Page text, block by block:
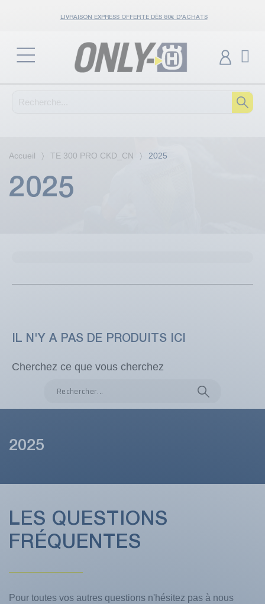
LIVRAISON EXPRESS OFFERTE DÈS 80€ D'ACHATS
Accueil TE 300 PRO CKD_CN 2025
2025
IL N'Y A PAS DE PRODUITS ICI
Cherchez ce que vous cherchez
2025
LES QUESTIONS
FRÉQUENTES
Pour toutes vos autres questions n'hésitez pas à nous